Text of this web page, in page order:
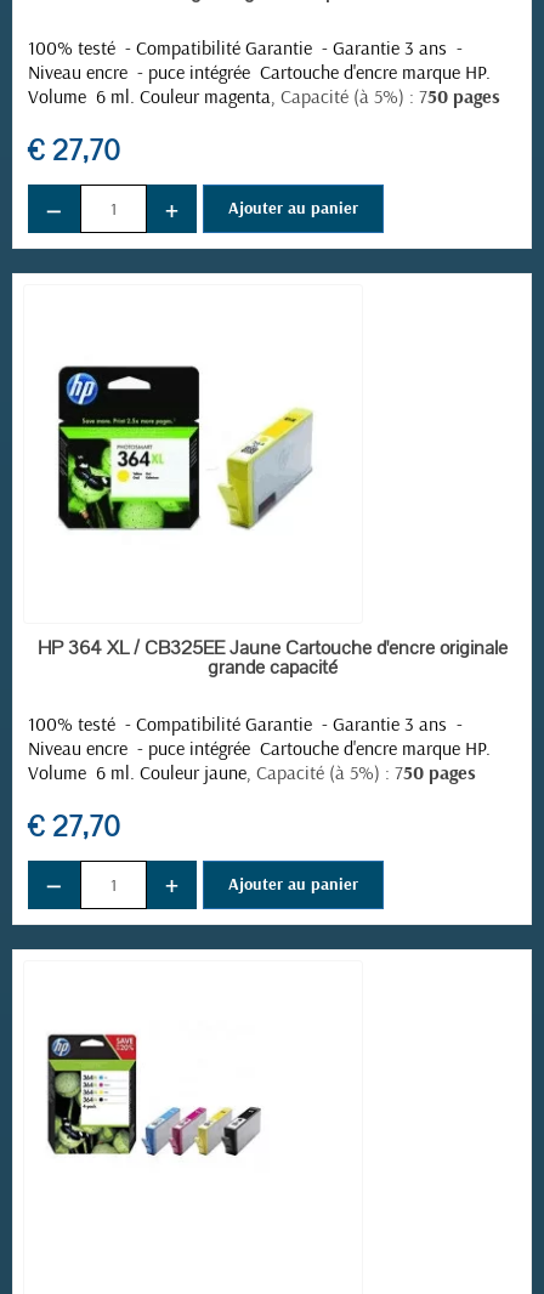
100% testé - Compatibilité Garantie - Garantie 3 ans -
Niveau encre - puce intégrée Cartouche d'encre marque HP.
Volume 6 ml. Couleur magenta, Capacité (à 5%) : 750 pages
€ 27,70
− + Ajouter au panier
EN STOCK
HP 364 XL / CB325EE Jaune Cartouche d'encre originale
grande capacité
100% testé - Compatibilité Garantie - Garantie 3 ans -
Niveau encre - puce intégrée Cartouche d'encre marque HP.
Volume 6 ml. Couleur jaune, Capacité (à 5%) : 750 pages
€ 27,70
− + Ajouter au panier